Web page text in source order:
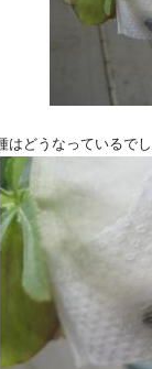
はどうなっているで